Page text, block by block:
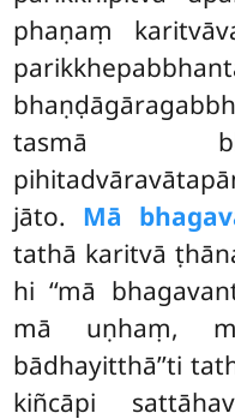
phaṇaṃ
tasmā
jāto. Mā
tathā karitvā
hi ‘‘mā
mā uṇhaṃ,
bādhayitthā’’ti
kiñcāpi